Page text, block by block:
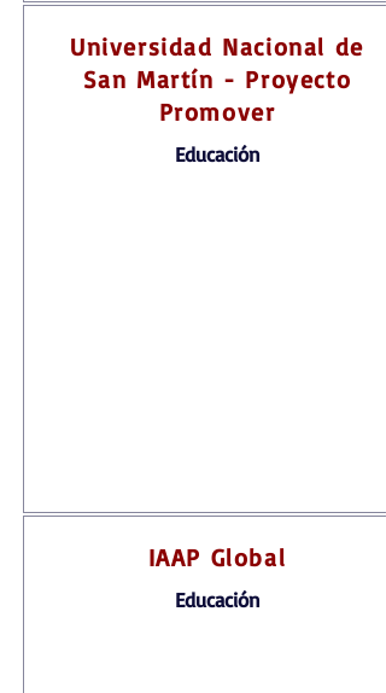
Universidad Nacional de
San Martín - Proyecto
Promover
Educación
IAAP Global
Educación